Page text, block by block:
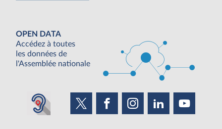
OPEN DATA
Accédez à toutes
les données de
l'Assemblée nationale